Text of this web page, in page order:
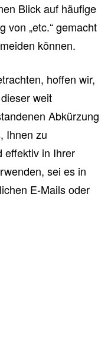
Blick auf häufige
von „etc.“ gemacht
können.
hoffen wir,
weit
Abkürzung
Ihnen zu
effektiv in Ihrer
sei es in
E-Mails oder